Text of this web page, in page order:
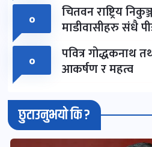
०
चितवन राष्ट्रिय
माडीवासीहरु संधै
०
पवित्र गोद्धकनाथ
आकर्षण र महत्व
छुटाउनुभयो कि ?